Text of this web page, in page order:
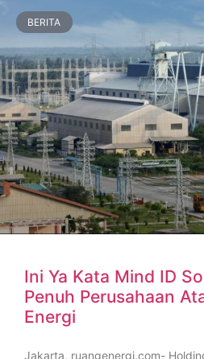
BERITA
Ini Ya Kata Mind ID
Penuh Perusahaan
Energi
Jakarta, ruangenergi.com-